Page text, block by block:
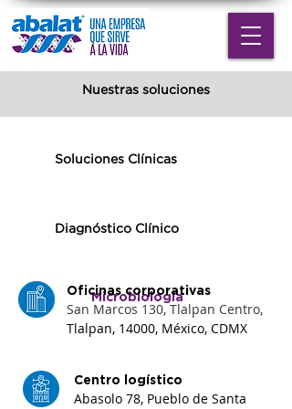
Nuestras soluciones
Soluciones Clínicas
Diagnóstico Clínico
Microbiología
Oficinas corporativas
San Marcos 130, Tlalpan Centro,
Tlalpan, 14000, México, CDMX
Centro logístico
Abasolo 78, Pueblo de Santa